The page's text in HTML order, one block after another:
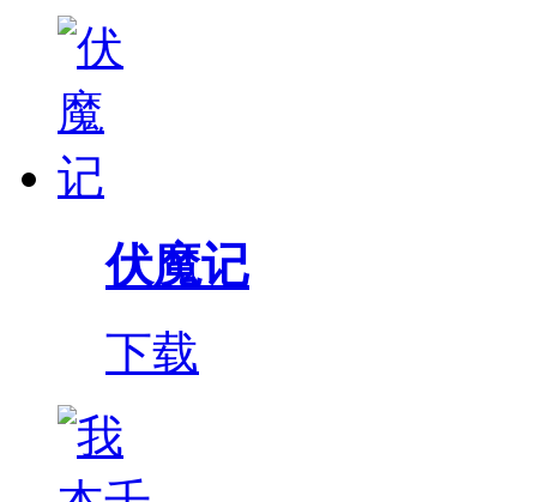
伏魔记
下载